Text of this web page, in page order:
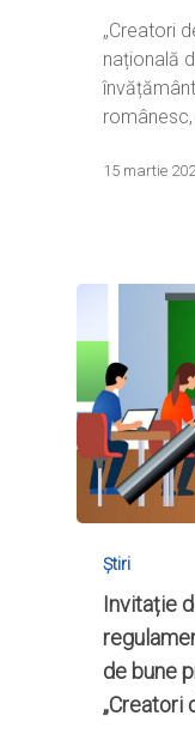
„Creatori
națională
15 martie
Știri
Invitație
de bune
„Creatori